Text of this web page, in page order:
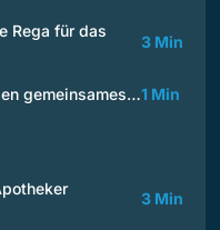
Rega für das
3 Min
gemeinsames…1 Min
3 Min